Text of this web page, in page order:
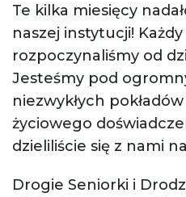
Te kilka miesięcy
naszej instytucji!
rozpoczynaliśmy od
Jesteśmy pod
niezwykłych
życiowego
dzieliliście się z nami
Drogie Seniorki i